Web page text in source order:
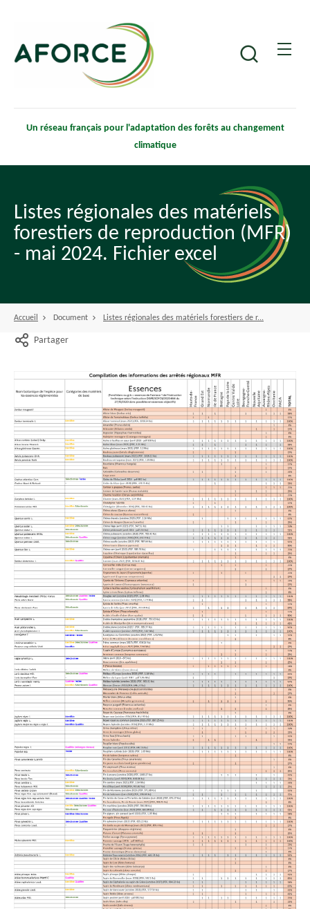
contenu
principal
Un réseau français pour l'adaptation des forêts au changement
climatique
Listes régionales des matériels
forestiers de reproduction (MFR)
- mai 2024. Fichier excel
Accueil Document Listes régionales des matériels forestiers de r...
Partager